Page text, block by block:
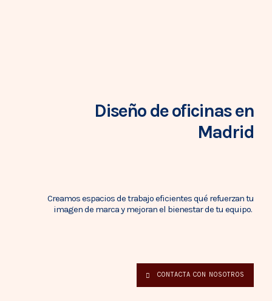
Diseñode oficinasen
Madrid
Creamos espacios de trabajo eficientes qué refuerzan tu
imagen de marca y mejoran el bienestar de tu equipo.
CONTACTA CON NOSOTROS